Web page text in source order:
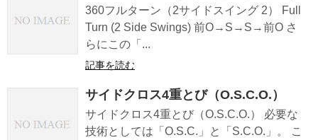
360フルターン（2サイドスイング 2） Full
Turn (2 Side Swings) 前O→S→S→前O さ
らにこの「...
記事を読む
サイドクロス4重とび（O.S.C.O.）
サイドクロス4重とび（O.S.C.O.） 必要な
技術としては「O.S.C.」と「S.C.O.」。 こ